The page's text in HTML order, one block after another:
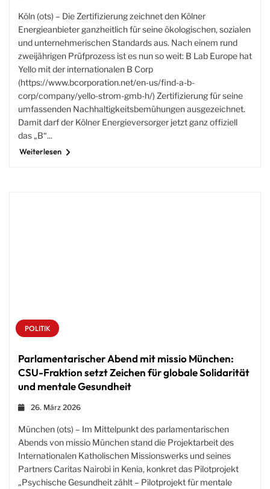
Köln (ots) – Die Zertifizierung zeichnet den Kölner
Energieanbieter ganzheitlich für seine ökologischen, sozialen
und unternehmerischen Standards aus. Nach einem rund
zweijährigen Prüfprozess ist es nun so weit: B Lab Europe hat
Yello mit der internationalen B Corp
(https://www.bcorporation.net/en-us/find-a-b-
corp/company/yello-strom-gmb-h/) Zertifizierung für seine
umfassenden Nachhaltigkeitsbemühungen ausgezeichnet.
Damit darf der Kölner Energieversorger jetzt ganz offiziell
das „B“...
Weiterlesen
POLITIK
Parlamentarischer Abend mit missio München:
CSU-Fraktion setzt Zeichen für globale Solidarität
und mentale Gesundheit
26. März 2026
München (ots) – Im Mittelpunkt des parlamentarischen
Abends von missio München stand die Projektarbeit des
Internationalen Katholischen Missionswerks und seines
Partners Caritas Nairobi in Kenia, konkret das Pilotprojekt
„Psychische Gesundheit zählt – Pilotprojekt für mentale